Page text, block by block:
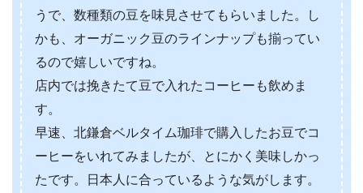
うで、数種類の豆を味見させてもらいました。し
かも、オーガニック豆のラインナップも揃ってい
るので嬉しいですね。
店内では挽きたて豆で入れたコーヒーも飲めま
す。
早速、北鎌倉ベルタイム珈琲で購入したお豆でコ
ーヒーをいれてみましたが、とにかく美味しかっ
たです。日本人に合っているような気がします。